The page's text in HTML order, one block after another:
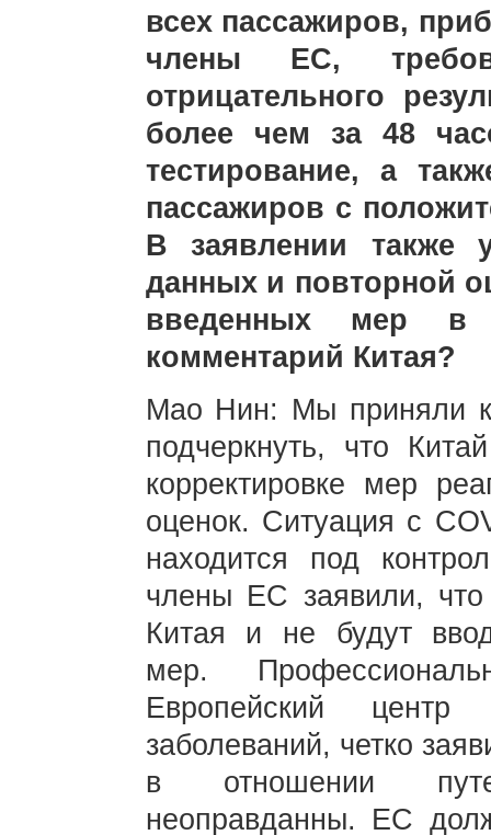
всех пассажиров,
члены ЕС,
отрицательного
более чем за 48
тестирование, а
пассажиров с
В заявлении также
данных и повторной
введенных мер в
комментарий Китая?
Мао Нин: Мы приняли к
подчеркнуть, что
корректировке мер
оценок. Ситуация с
находится под
члены ЕС заявили, что
Китая и не будут
мер.
Европейский
заболеваний, четко
в отношении
неоправданны. ЕС